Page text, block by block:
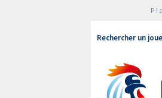
Rechercher un